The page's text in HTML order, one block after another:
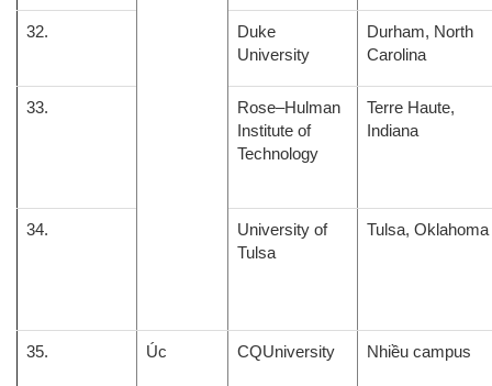
32.
Duke
University
Durham, North
Carolina
33.
Rose–Hulman
Institute of
Technology
Terre Haute,
Indiana
34.
University of
Tulsa
Tulsa, Oklahoma
35. Úc CQUniversity Nhiều campus